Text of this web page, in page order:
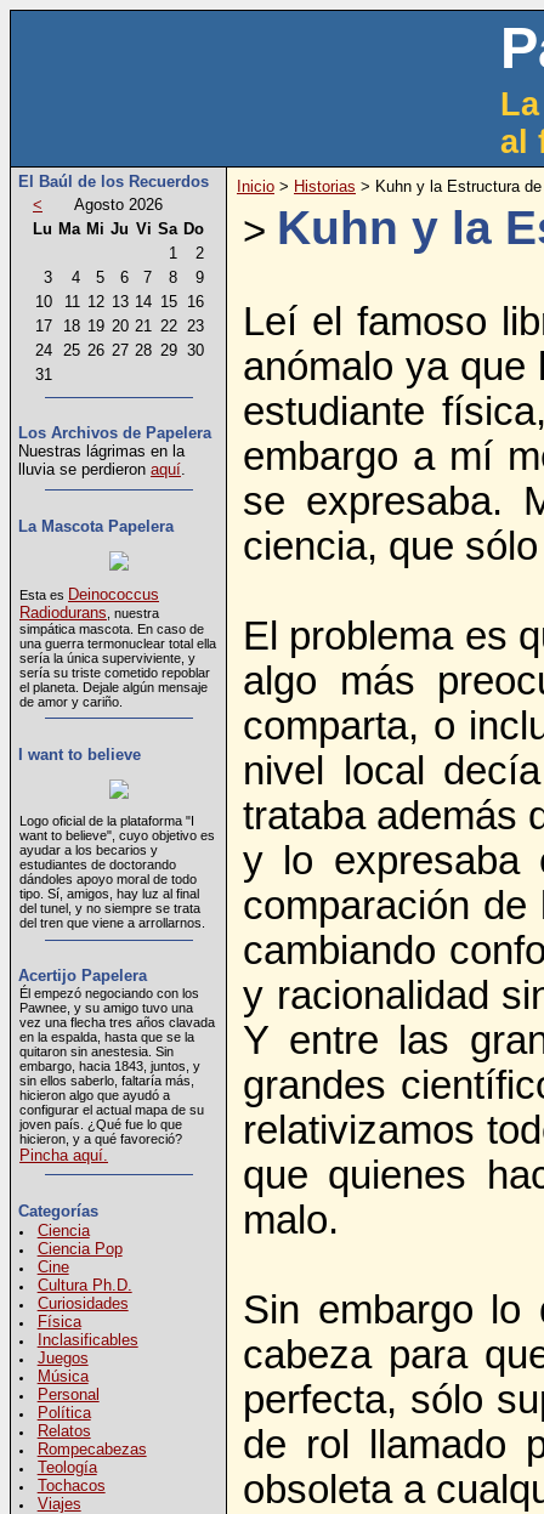
al
El Baúl de los Recuerdos
<
Agosto 2026
Lu Ma Mi Ju Vi Sa Do
1
2
3
4 5 6 7 8
9
10
11 12 13 14 15 16
17
18 19 20 21 22 23
24 25 26 27 28 29 30
31
Los Archivos de Papelera
Nuestras lágrimas en la
lluvia se perdieron aquí.
La Mascota Papelera
Esta es Deinococcus
Radiodurans , nuestra
simpática mascota. En caso de
una guerra termonuclear total ella
sería la única superviviente, y
sería su triste cometido repoblar
el planeta. Dejale algún mensaje
de amor y cariño.
I want to believe
Logo oficial de la plataforma "I
want to believe", cuyo objetivo es
ayudar a los becarios y
estudiantes de doctorando
dándoles apoyo moral de todo
tipo. Sí, amigos, hay luz al final
del tunel, y no siempre se trata
del tren que viene a arrollarnos.
Acertijo Papelera
Él empezó negociando con los
Pawnee, y su amigo tuvo una
vez una flecha tres años clavada
en la espalda, hasta que se la
quitaron sin anestesia. Sin
embargo, hacia 1843, juntos, y
sin ellos saberlo, faltaría más,
hicieron algo que ayudó a
configurar el actual mapa de su
joven país. ¿Qué fue lo que
hicieron, y a qué favoreció?
Pincha aquí.
Categorías
Ciencia
Ciencia Pop
Cine
Cultura Ph.D.
Curiosidades
Física
Inclasificables
Juegos
Música
Personal
Política
Relatos
Rompecabezas
Teología
Tochacos
Viajes
Inicio > Historias > Kuhn y la Estructura
> Kuhn y la
Leí el famoso
anómalo ya
estudiante
embargo a mí
se expresaba.
ciencia, que
El problema es
algo más
comparta, o
nivel local
trataba además
y lo expresaba
comparación
cambiando
y racionalidad
Y entre las
grandes
relativizamos
que quienes
malo.
Sin embargo lo
cabeza para
perfecta, sólo
de rol llamado
obsoleta a